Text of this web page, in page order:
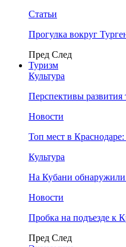
Статьи
Прогулка вокруг
Пред След
Туризм
Культура
Перспективы развития
Новости
Топ мест в
Культура
На Кубани
Новости
Пробка на подъезде к
Пред След